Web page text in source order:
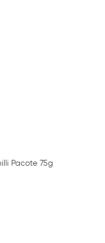
Pacote 75g